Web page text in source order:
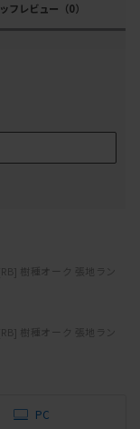
フレビュー （0）
樹種オーク 張地ラン
樹種オーク 張地ラン
PC